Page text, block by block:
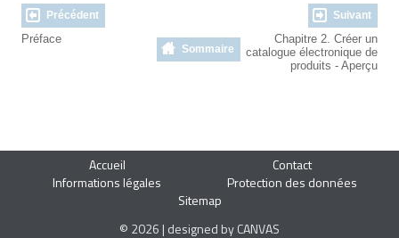
Précédent Suivant
Préface
Sommaire
Chapitre 2. Créer un
catalogue électronique de
produits - Aperçu
Accueil
Contact
Informations légales
Protection des données
Sitemap
© 2026 | designed by CANVAS